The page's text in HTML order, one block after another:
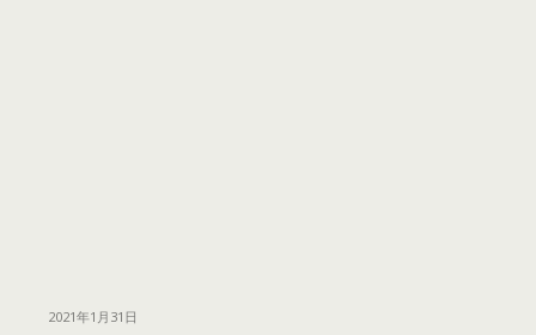
2021年1月31日